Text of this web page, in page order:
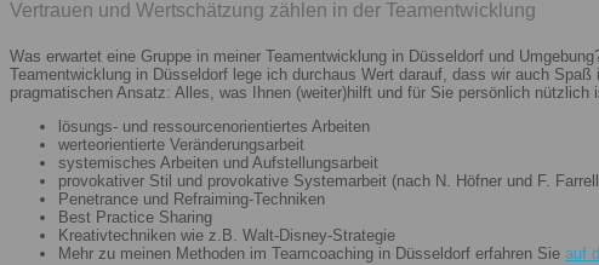
Vertrauen und Wertschätzung zählen in der Teamentwicklung
Was erwartet eine Gruppe in meiner Teamentwicklung in Düsseldorf und
Teamentwicklung in Düsseldorf lege ich durchaus Wert darauf, dass wir auch
pragmatischen Ansatz: Alles, was Ihnen (weiter)hilft und für Sie persönlich
lösungs- und ressourcenorientiertes Arbeiten
werteorientierte Veränderungsarbeit
systemisches Arbeiten und Aufstellungsarbeit
provokativer Stil und provokative Systemarbeit (nach N. Höfner und F.
Penetrance und Refraiming-Techniken
Best Practice Sharing
Kreativtechniken wie z.B. Walt-Disney-Strategie
Mehr zu meinen Methoden im Teamcoaching in Düsseldorf erfahren Sie auf